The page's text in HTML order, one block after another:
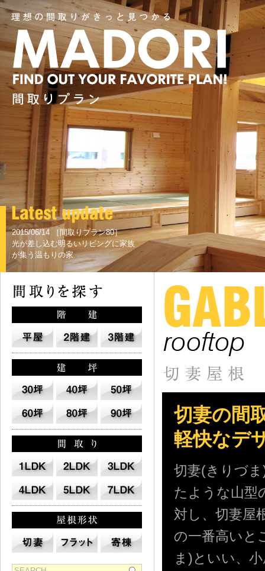
2015/06/14 ［間取りプラン80］
光が差し込む明るいリビングに家族
が集う温もりの家
切妻の間
軽快なデ
切妻(きりづ
たような山型
対し、切妻屋
の一番高いと
ま)といい、